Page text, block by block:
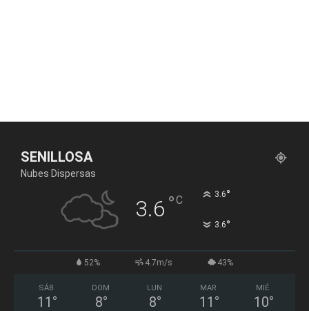
SENILLOSA
Nubes Dispersas
3.6 °C 3.6°
3.6°
52% 4.7m/s 43%
SÁB
11 °
DOM
8°
LUN
8°
MAR
11 °
MIÉ
10°